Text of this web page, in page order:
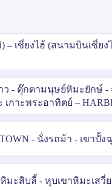
เซี่ยงไฮ้ (สนามบินเซี่ยง
- ตุ๊กตามนุษย์หิมะยักษ์ -
กาะพระอาทิตย์ –
- นั่งรถม้า - เขาปั้
ะสิบลี้ - หุบเขาหิมะเสวี่ย